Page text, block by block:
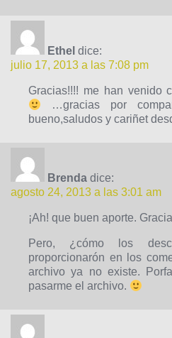
Ethel dice:
julio 17, 2013 a las 7:08 pm
Gracias!!!! me han venido
…gracias por
bueno,saludos y cariñet
Brenda dice:
agosto 24, 2013 a las 3:01 am
¡Ah! que buen aporte.
Pero, ¿cómo los
proporcionarón en los
archivo ya no existe.
pasarme el archivo.